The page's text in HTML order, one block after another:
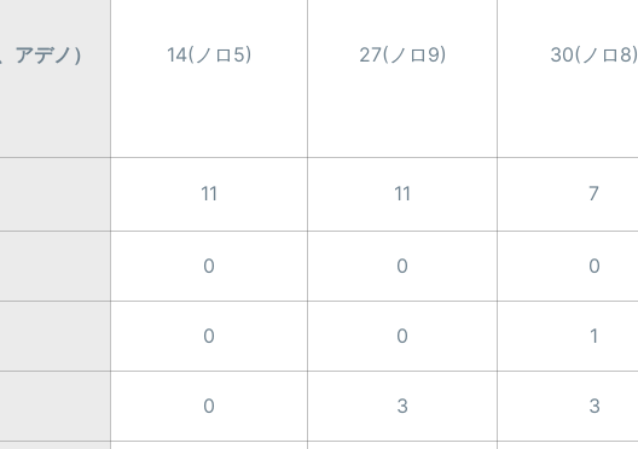
アデノ） 14(ノロ5) 27(ノロ9) 30(ノロ8)
11 11 7
0 0 0
0 0 1
0 3 3